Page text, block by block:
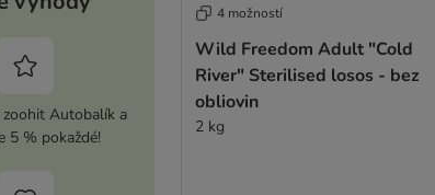
Autobalík a
5 % pokaždé!
4 možností
Wild Freedom Adult "Cold
River" Sterilised losos - bez
obliovin
2 kg